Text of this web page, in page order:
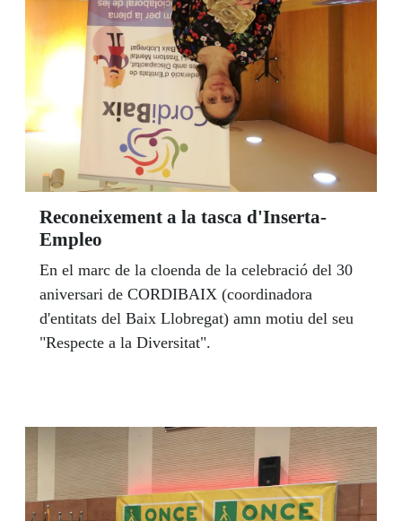
Reconeixement a la tasca d'Inserta-
Empleo
En el marc de la cloenda de la celebració del 30
aniversari de CORDIBAIX (coordinadora
d'entitats del Baix Llobregat) amn motiu del seu
"Respecte a la Diversitat".